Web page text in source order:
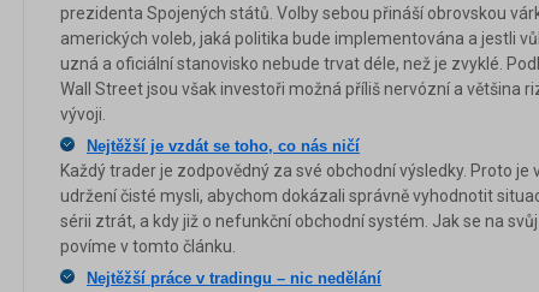
prezidenta Spojených států. Volby sebou přináší obrovskou
amerických voleb, jaká politika bude implementována a jestli
uzná a oficiální stanovisko nebude trvat déle, než je zvyklé.
Wall Street jsou však investoři možná příliš nervózní a většina
vývoji.
Nejtěžší je vzdát se toho, co nás ničí
Každý trader je zodpovědný za své obchodní výsledky. Proto
udržení čisté mysli, abychom dokázali správně vyhodnotit
sérii ztrát, a kdy již o nefunkční obchodní systém. Jak se na
povíme v tomto článku.
Nejtěžší práce v tradingu – nic nedělání